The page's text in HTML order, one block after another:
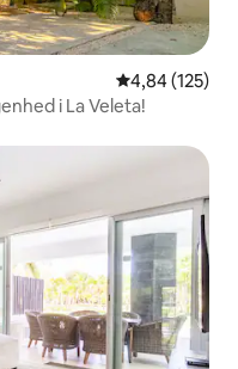
4,84 ud af 5 i
4,84 (125)
i La Veleta!